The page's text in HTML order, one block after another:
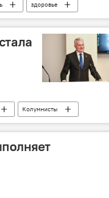
здоровье
странах
Колумнисты